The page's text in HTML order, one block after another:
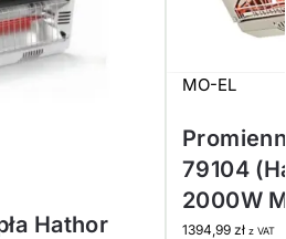
Hathor
MO-EL
79104
2000W
1394,99 zł z VAT